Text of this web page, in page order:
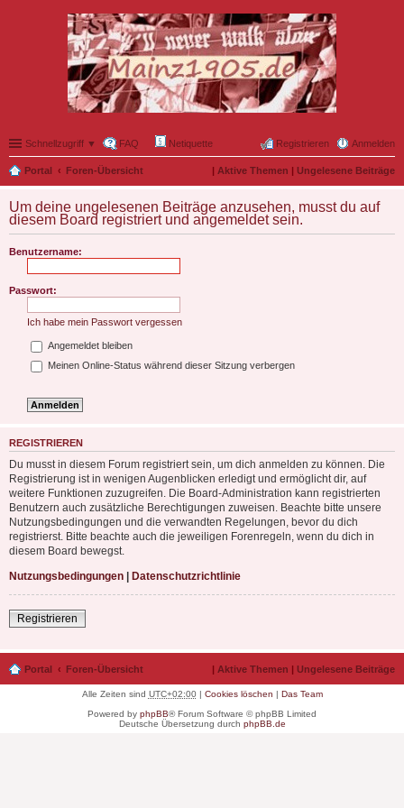
Schnellzugriff ▼ FAQ Netiquette Anmelden
Registrieren
Portal Foren-Übersicht | Aktive Themen | Ungelesene Beiträge
Um deine ungelesenen Beiträge anzusehen, musst du auf
diesem Board registriert und angemeldet sein.
Benutzername:
Passwort:
Ich habe mein Passwort vergessen
Angemeldet bleiben
Meinen Online-Status während dieser Sitzung verbergen
REGISTRIEREN
Du musst in diesem Forum registriert sein, um dich anmelden zu können. Die
Registrierung ist in wenigen Augenblicken erledigt und ermöglicht dir, auf
weitere Funktionen zuzugreifen. Die Board-Administration kann registrierten
Benutzern auch zusätzliche Berechtigungen zuweisen. Beachte bitte unsere
Nutzungsbedingungen und die verwandten Regelungen, bevor du dich
registrierst. Bitte beachte auch die jeweiligen Forenregeln, wenn du dich in
diesem Board bewegst.
Nutzungsbedingungen | Datenschutzrichtlinie
Registrieren
Portal Foren-Übersicht | Aktive Themen | Ungelesene Beiträge
Alle Zeiten sind UTC+02:00| Cookies löschen | Das Team
Powered by phpBB® Forum Software © phpBB Limited
Deutsche Übersetzung durch phpBB.de